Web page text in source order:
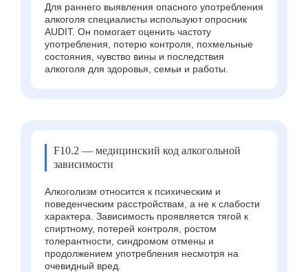
Для раннего выявления опасного употребления
алкоголя специалисты используют опросник
AUDIT. Он помогает оценить частоту
употребления, потерю контроля, похмельные
состояния, чувство вины и последствия
алкоголя для здоровья, семьи и работы.
F10.2 — медицинский код алкогольной
зависимости
Алкоголизм относится к психическим и
поведенческим расстройствам, а не к слабости
характера. Зависимость проявляется тягой к
спиртному, потерей контроля, ростом
толерантности, синдромом отмены и
продолжением употребления несмотря на
очевидный вред.